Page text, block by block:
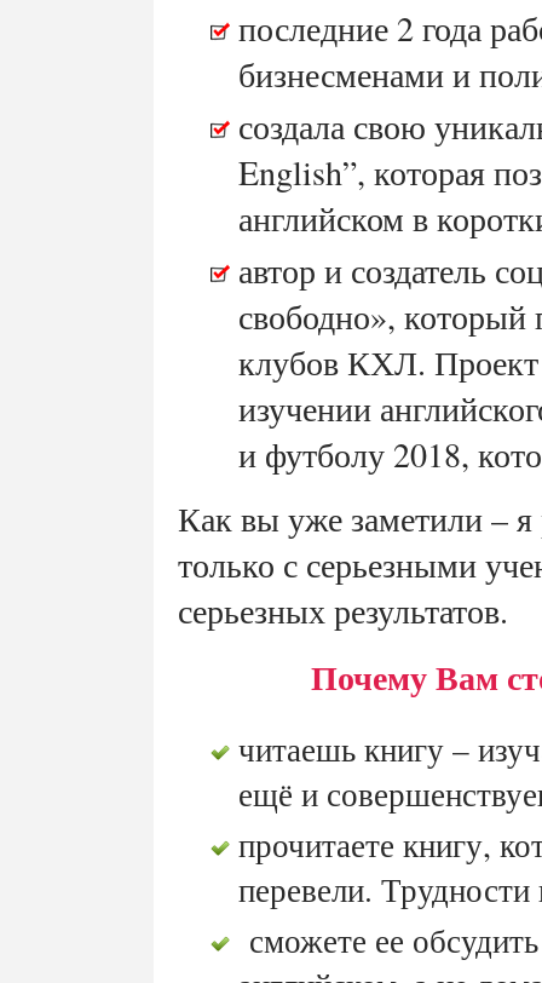
последние 2 года
бизнесменами и
создала свою
English”, которая
английском в
автор и создатель
свободно», который
клубов КХЛ.
изучении
и футболу 2018,
Как вы уже заметили – я
только с серьезными
серьезных результатов.
Почему Вам
читаешь книгу –
ещё и
прочитаете книгу,
перевели.
сможете ее